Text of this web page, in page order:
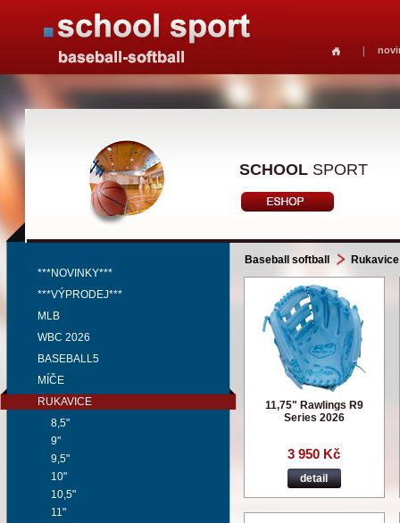
SCHOOL SPORT
***NOVINKY***
***VÝPRODEJ***
MLB
WBC 2026
BASEBALL5
MÍČE
RUKAVICE
8,5"
9"
9,5"
10"
10,5"
11"
Baseball softball Rukavice
11,75" Rawlings R9
Series 2026
3 950 Kč
detail